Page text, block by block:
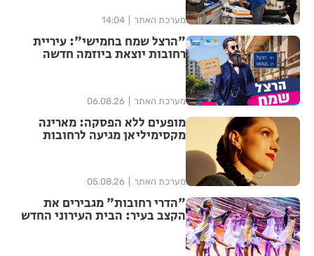
מערכת האתר 14:04
"הרצל שמח בחמישי": עיריית
רחובות יוצאת ביוזמה חדשה
מערכת האתר 06.08.26
מופעים ללא הפסקה: מארינה
מקסימיליאן מגיעה לרחובות
מערכת האתר 05.08.26
"הדרי רחובות" מגבירים את
הקצב בעיר: הבית העירוני החדש